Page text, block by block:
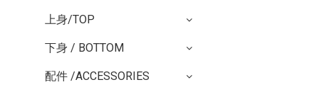
上身/TOP
下身 / BOTTOM
配件 /ACCESSORIES